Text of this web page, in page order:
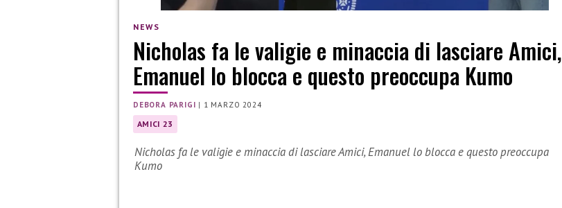
NEWS
Nicholas fa le valigie e minaccia di lasciare Amici,
Emanuel lo blocca e questo preoccupa Kumo
DEBORA PARIGI | 1 MARZO 2024
AMICI 23
Nicholas fa le valigie e minaccia di lasciare Amici, Emanuel lo blocca e questo preoccupa
Kumo